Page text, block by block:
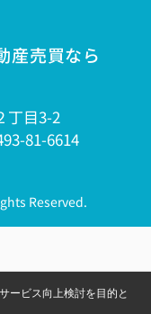
産売買なら
丁目3-2
81-6614
Reserved.
ービス向上検討を目的と